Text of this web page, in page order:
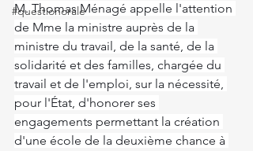
#questionorale
M. Thomas Ménagé appelle l'attention
de Mme la ministre auprès de la
ministre du travail, de la santé, de la
solidarité et des familles, chargée du
travail et de l'emploi, sur la nécessité,
pour l'État, d'honorer ses
engagements permettant la création
d'une école de la deuxième chance à